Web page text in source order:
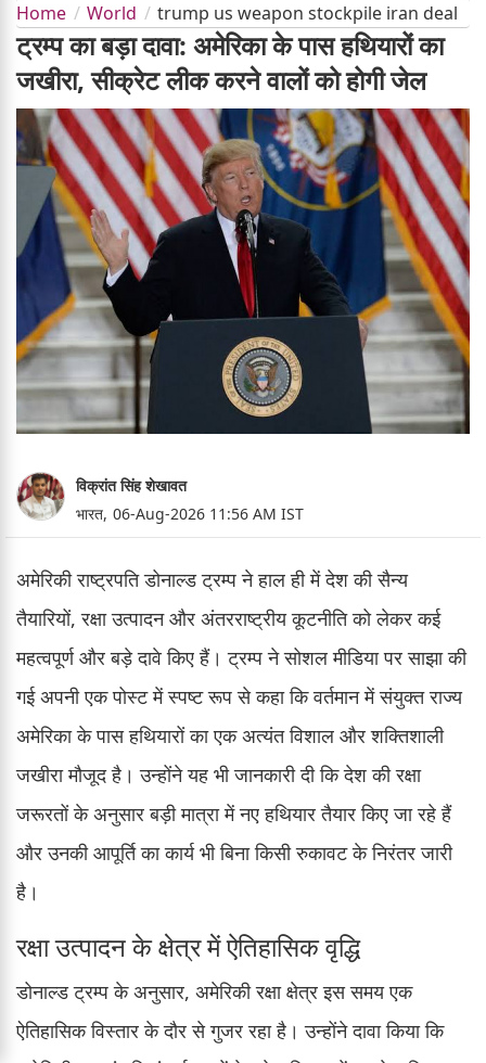
Home World trump us weapon stockpile iran deal
ट्रम्प का बड़ा दावा: अमेरिका के पास हथियारों का
जखीरा, सीक्रेट लीक करने वालों को होगी जेल
विक्रांत सिंह शेखावत
भारत, 06-Aug-2026 11:56 AM IST
अमेरिकी राष्ट्रपति डोनाल्ड ट्रम्प ने हाल ही में देश की सैन्य
तैयारियों, रक्षा उत्पादन और अंतरराष्ट्रीय कूटनीति को लेकर कई
महत्वपूर्ण और बड़े दावे किए हैं। ट्रम्प ने सोशल मीडिया पर साझा की
गई अपनी एक पोस्ट में स्पष्ट रूप से कहा कि वर्तमान में संयुक्त राज्य
अमेरिका के पास हथियारों का एक अत्यंत विशाल और शक्तिशाली
जखीरा मौजूद है। उन्होंने यह भी जानकारी दी कि देश की रक्षा
जरूरतों के अनुसार बड़ी मात्रा में नए हथियार तैयार किए जा रहे हैं
और उनकी आपूर्ति का कार्य भी बिना किसी रुकावट के निरंतर जारी
है।
रक्षा उत्पादन के क्षेत्र में ऐतिहासिक वृद्धि
डोनाल्ड ट्रम्प के अनुसार, अमेरिकी रक्षा क्षेत्र इस समय एक
ऐतिहासिक विस्तार के दौर से गुजर रहा है। उन्होंने दावा किया कि